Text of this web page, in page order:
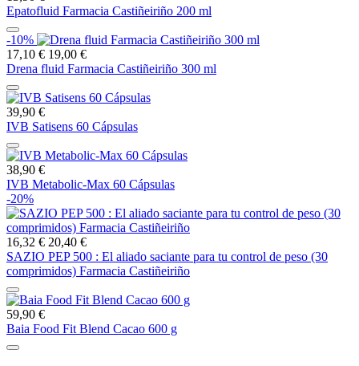
Epatofluid Farmacia Castiñeiriño 200 ml
-10%
17,10 € 19,00 €
Drena fluid Farmacia Castiñeiriño 300 ml
39,90 €
IVB Satisens 60 Cápsulas
38,90 €
IVB Metabolic-Max 60 Cápsulas
-20%
16,32 € 20,40 €
SAZIO PEP 500 : El aliado saciante para tu control de peso (30
comprimidos) Farmacia Castiñeiriño
59,90 €
Baia Food Fit Blend Cacao 600 g